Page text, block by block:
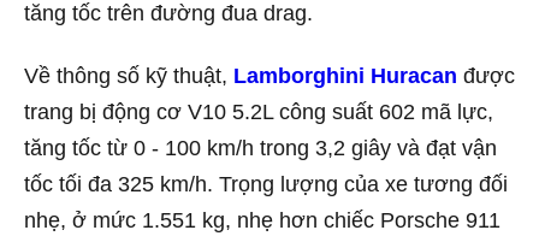
tăng tốc trên đường đua drag.
Về thông số kỹ thuật, Lamborghini Huracan được
trang bị động cơ V10 5.2L công suất 602 mã lực,
tăng tốc từ 0 - 100 km/h trong 3,2 giây và đạt vận
tốc tối đa 325 km/h. Trọng lượng của xe tương đối
nhẹ, ở mức 1.551 kg, nhẹ hơn chiếc Porsche 911